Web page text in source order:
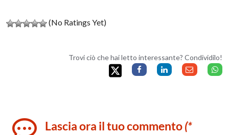
(No Ratings Yet)
Trovi ciò che hai letto interessante? Condividilo!
Lascia ora il tuo commento(*